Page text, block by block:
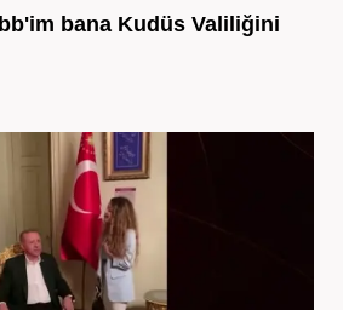
bana Kudüs Valiliğini